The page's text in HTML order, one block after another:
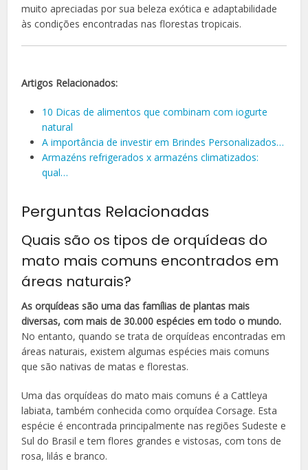
muito apreciadas por sua beleza exótica e adaptabilidade
às condições encontradas nas florestas tropicais.
Artigos Relacionados:
10 Dicas de alimentos que combinam com iogurte
natural
A importância de investir em Brindes Personalizados…
Armazéns refrigerados x armazéns climatizados:
qual…
Perguntas Relacionadas
Quais são os tipos de orquídeas do
mato mais comuns encontrados em
áreas naturais?
As orquídeas são uma das famílias de plantas mais
diversas, com mais de 30.000 espécies em todo o mundo.
No entanto, quando se trata de orquídeas encontradas em
áreas naturais, existem algumas espécies mais comuns
que são nativas de matas e florestas.
Uma das orquídeas do mato mais comuns é a Cattleya
labiata, também conhecida como orquídea Corsage. Esta
espécie é encontrada principalmente nas regiões Sudeste e
Sul do Brasil e tem flores grandes e vistosas, com tons de
rosa, lilás e branco.